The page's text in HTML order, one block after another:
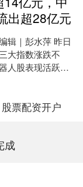
出超28亿元
辑｜彭水萍 昨日
大指数涨跌不
人股表现活跃，
，芯片股午后异
力硬....
股票配资开户
成